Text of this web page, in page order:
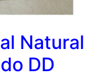
Natural
DD